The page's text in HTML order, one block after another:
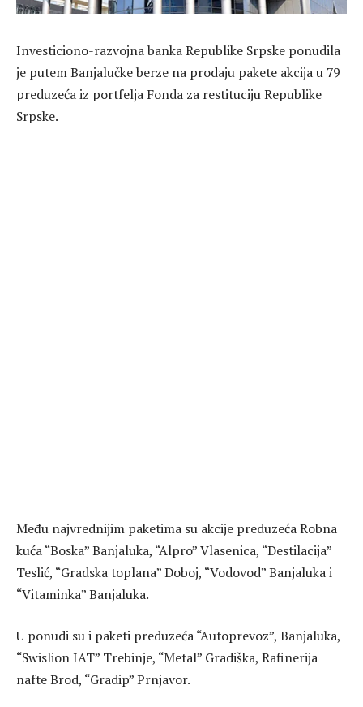
Investiciono-razvojna banka Republike Srpske ponudila
je putem Banjalučke berze na prodaju pakete akcija u 79
preduzeća iz portfelja Fonda za restituciju Republike
Srpske.
Među najvrednijim paketima su akcije preduzeća Robna
kuća “Boska” Banjaluka, “Alpro” Vlasenica, “Destilacija”
Teslić, “Gradska toplana” Doboj, “Vodovod” Banjaluka i
“Vitaminka” Banjaluka.
U ponudi su i paketi preduzeća “Autoprevoz”, Banjaluka,
“Swislion IAT” Trebinje, “Metal” Gradiška, Rafinerija
nafte Brod, “Gradip” Prnjavor.